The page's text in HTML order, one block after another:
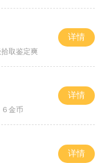
取鉴定爽
详情
金币
详情
详情